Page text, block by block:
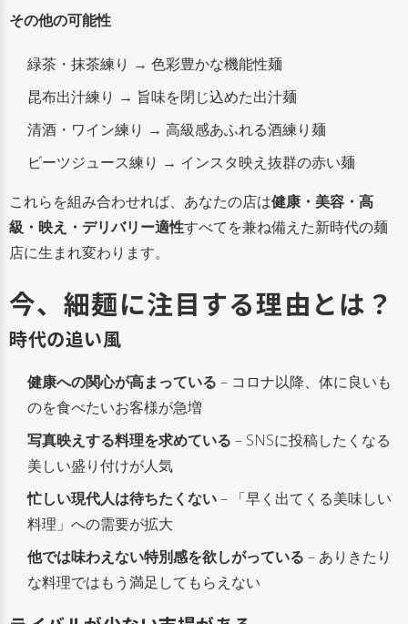
その他の可能性
緑茶・抹茶練り → 色彩豊かな機能性麺
昆布出汁練り → 旨味を閉じ込めた出汁麺
清酒・ワイン練り → 高級感あふれる酒練り麺
ビーツジュース練り → インスタ映え抜群の赤い麺
これらを組み合わせれば、あなたの店は健康・美容・高
級・映え・デリバリー適性すべてを兼ね備えた新時代の麺
店に生まれ変わります。
今、細麺に注目する理由とは？
時代の追い風
健康への関心が高まっている – コロナ以降、体に良いも
のを食べたいお客様が急増
写真映えする料理を求めている – SNSに投稿したくなる
美しい盛り付けが人気
忙しい現代人は待ちたくない– 「早く出てくる美味しい
料理」への需要が拡大
他では味わえない特別感を欲しがっている – ありきたり
な料理ではもう満足してもらえない